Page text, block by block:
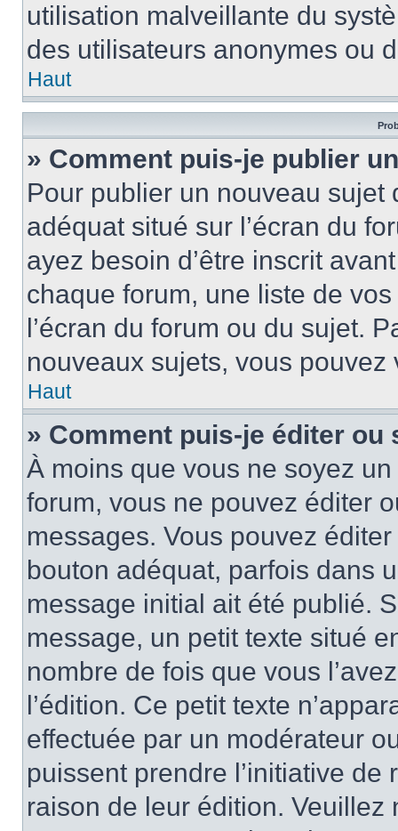
utilisation malveillante du
des utilisateurs anonymes ou
Haut
» Comment puis-je publier
Pour publier un nouveau
adéquat situé sur l’écran du
ayez besoin d’être inscrit
chaque forum, une liste de
l’écran du forum ou du sujet.
nouveaux sujets, vous
Haut
» Comment puis-je éditer
À moins que vous ne soyez
forum, vous ne pouvez éditer
messages. Vous pouvez
bouton adéquat, parfois dans
message initial ait été publié.
message, un petit texte situé
nombre de fois que vous
l’édition. Ce petit texte
effectuée par un modérateur
puissent prendre l’initiative
raison de leur édition.